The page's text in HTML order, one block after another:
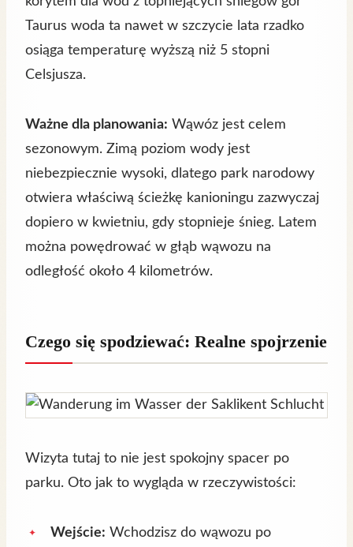
Taurus woda ta nawet w szczycie lata rzadko
osiąga temperaturę wyższą niż 5 stopni
Celsjusza.
Ważne dla planowania: Wąwóz jest celem
sezonowym. Zimą poziom wody jest
niebezpiecznie wysoki, dlatego park narodowy
otwiera właściwą ścieżkę kanioningu zazwyczaj
dopiero w kwietniu, gdy stopnieje śnieg. Latem
można powędrować w głąb wąwozu na
odległość około 4 kilometrów.
Czego się spodziewać: Realne spojrzenie
Wizyta tutaj to nie jest spokojny spacer po
parku. Oto jak to wygląda w rzeczywistości:
Wejście: Wchodzisz do wąwozu po